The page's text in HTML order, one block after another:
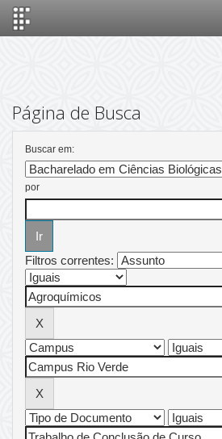
Página de Busca
Buscar em:
por
Filtros correntes: